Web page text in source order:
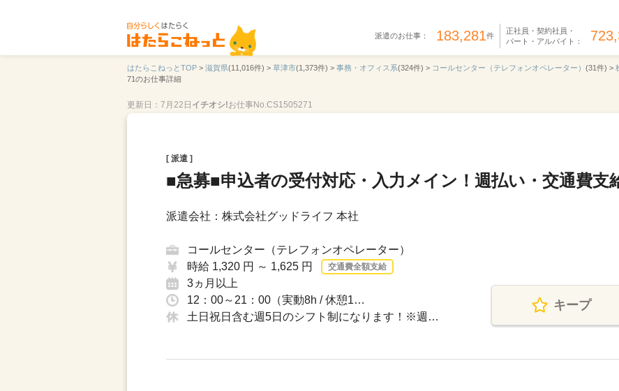
派遣のお仕事： 183,281件
正社員・契約社員・
パート・アルバイト：
はたらこねっとTOP > 滋賀県(11,016件) > 草津市(1,373件) > 事務・オフィス系(324件) > コールセンター（テレフォンオペレーター） (31件) >
71のお仕事詳細
更新日：7月22日 イチオシ!お仕事No.CS1505271
[ 派遣 ]
■急募■申込者の受付対応・入力メイン！週払い・交通費支
派遣会社：株式会社グッドライフ 本社
コールセンター（テレフォンオペレーター）
時給 1,320 円 ～ 1,625 円
交通費全額支給
3ヵ月以上
12：00～21：00（実動8h / 休憩1…
土日祝日含む週5日のシフト制になります！※週…
キープ